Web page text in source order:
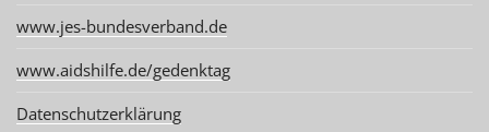
www.jes-bundesverband.de
www.aidshilfe.de/gedenktag
Datenschutzerklärung